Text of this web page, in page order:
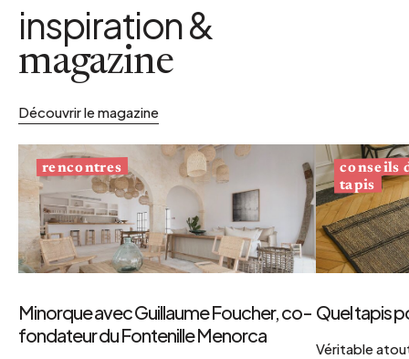
inspiration &
magazine
Découvrir le magazine
rencontres
Minorque avec Guillaume Foucher, co-
fondateur du Fontenille Menorca
conseils
tapis
Quel tapis
Véritable